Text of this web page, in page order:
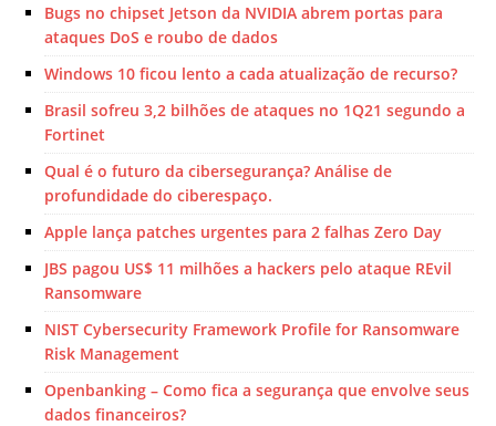
Bugs no chipset Jetson da NVIDIA abrem portas para
ataques DoS e roubo de dados
Windows 10 ficou lento a cada atualização de recurso?
Brasil sofreu 3,2 bilhões de ataques no 1Q21 segundo a
Fortinet
Qual é o futuro da cibersegurança? Análise de
profundidade do ciberespaço.
Apple lança patches urgentes para 2 falhas Zero Day
JBS pagou US$ 11 milhões a hackers pelo ataque REvil
Ransomware
NIST Cybersecurity Framework Profile for Ransomware
Risk Management
Openbanking – Como fica a segurança que envolve seus
dados financeiros?